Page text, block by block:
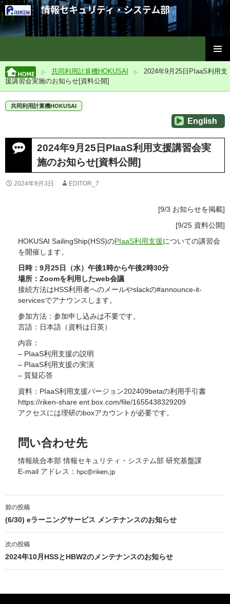
ニュー
ン
テ
ン
ツ
へ
共同利用計算機HOKUSAI
2024年9月25日PIaaS利用支
援講習会実施のお知らせ[資料公開]
共同利用計算機HOKUSAI
English
2024年9月25日PIaaS利用支援講習会実
施のお知らせ[資料公開]
2024年9月3日 EDITOR_7
[9/3 お知らせを掲載]
[9/25 資料公開]
HOKUSAI SailingShip(HSS)のPIaaS利用支援についての講習会
を開催します。
日時：9月25日（水）午後1時から午後2時30分
場所：Zoomを利用したweb会議
接続方法はHSS利用者へのメールやslackの#announce-it-
servicesでアナウンスします。
参加方法：参加申し込みは不要です。
言語：日本語（資料は日英）
内容：
– PIaaS利用支援の説明
– PIaaS利用支援の実演
– 質疑応答
資料：PIaaS利用支援バージョン202409betaの利用手引書
https://riken-share.ent.box.com/file/1655438329209
アクセスには理研のboxアカウントが必要です。
問い合わせ先
情報統合本部 情報セキュリティ・システム部 研究基盤課
E-mail アドレス：
投
稿
ナ
ビ
ー
前の投稿
(6/30) eラーニングサービス メンテナンスのお知らせ
次の投稿
2024年10月HSSとHBW2のメンテナンスのお知らせ